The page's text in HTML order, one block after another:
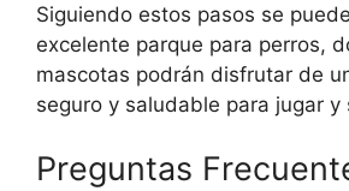
Siguiendo estos pasos se
excelente parque para perros,
mascotas podrán disfrutar de
seguro y saludable para jugar y
Preguntas